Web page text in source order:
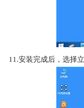
11.安装完成后，选择